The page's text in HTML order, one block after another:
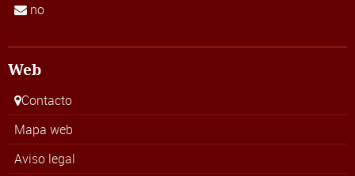
no
Web
Contacto
Mapa web
Aviso legal